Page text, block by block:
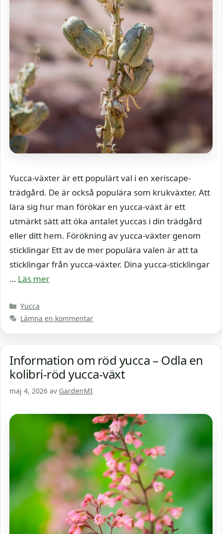
Yucca-växter är ett populärt val i en xeriscape-
trädgård. De är också populära som krukväxter. Att
lära sig hur man förökar en yucca-växt är ett
utmärkt sätt att öka antalet yuccas i din trädgård
eller ditt hem. Förökning av yucca-växter genom
sticklingar Ett av de mer populära valen är att ta
sticklingar från yucca-växter. Dina yucca-sticklingar
… Läs mer
Kategorier
Yucca
Lämna en kommentar
Information om röd yucca – Odla en
kolibri-röd yucca-växt
maj 4, 2026 av GardenMI